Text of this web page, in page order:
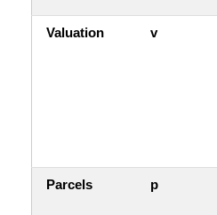
Valuation v
Parcels p